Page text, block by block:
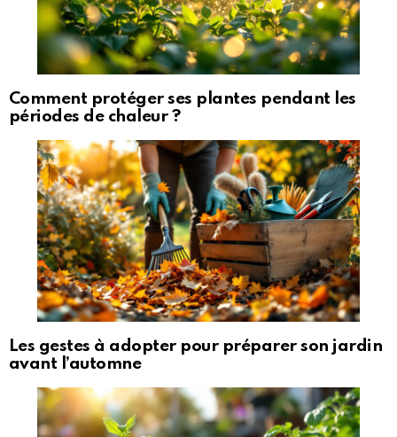
Comment protéger ses plantes pendant les
périodes de chaleur ?
Les gestes à adopter pour préparer son jardin
avant l’automne